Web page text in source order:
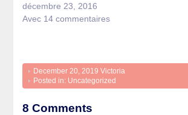
décembre 23, 2016
Avec 14 commentaires
December 20, 2019 Victoria
Posted in: Uncategorized
8 Comments